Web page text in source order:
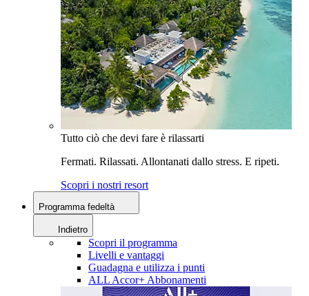
Tutto ciò che devi fare è rilassarti
Fermati. Rilassati. Allontanati dallo stress. E ripeti.
Scopri i nostri resort
Programma fedeltà
Indietro
Scopri il programma
Livelli e vantaggi
Guadagna e utilizza i punti
ALL Accor+ Abbonamenti